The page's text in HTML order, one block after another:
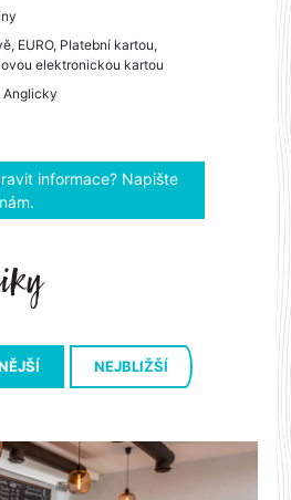
EURO, Platební kartou,
elektronickou kartou
Anglicky
informace? Napište
nám.
NEJBLIŽŠÍ